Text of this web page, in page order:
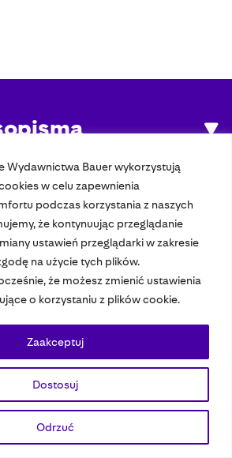
Wydawnictwa Bauer wykorzystują
w celu zapewnienia
podczas korzystania z naszych
że kontynuując przeglądanie
ustawień przeglądarki w zakresie
na użycie tych plików.
że możesz zmienić ustawienia
o korzystaniu z plików cookie.
Dostosuj
Odrzuć
Zaakceptuj
All Rights Reserved.
Dane osobowe Wydawca EMFA